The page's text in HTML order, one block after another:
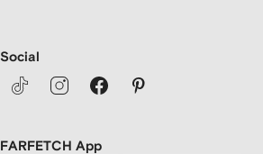
Social
FARFETCH App